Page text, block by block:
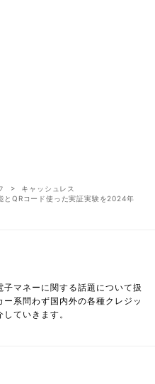
キャッシュレス
とQRコード使った実証実験を2024年
マネーに関する話題について扱
系問わず国内外の各種クレジッ
ていきます。